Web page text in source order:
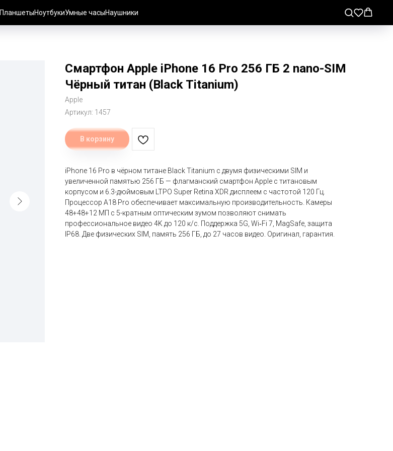
ПланшетыНоутбукиУмные часыНаушники
Смартфон Apple iPhone 16 Pro 256 ГБ 2 nano-SIM
Чёрный титан (Black Titanium)
Apple
Артикул: 1457
В корзину
iPhone 16 Pro в чёрном титане Black Titanium с двумя физическими SIM и
увеличенной памятью 256 ГБ — флагманский смартфон Apple с титановым
корпусом и 6.3-дюймовым LTPO Super Retina XDR дисплеем с частотой 120 Гц.
Процессор A18 Pro обеспечивает максимальную производительность. Камеры
48+48+12 МП с 5-кратным оптическим зумом позволяют снимать
профессиональное видео 4K до 120 к/с. Поддержка 5G, Wi‑Fi 7, MagSafe, защита
IP68. Две физических SIM, память 256 ГБ, до 27 часов видео. Оригинал, гарантия.